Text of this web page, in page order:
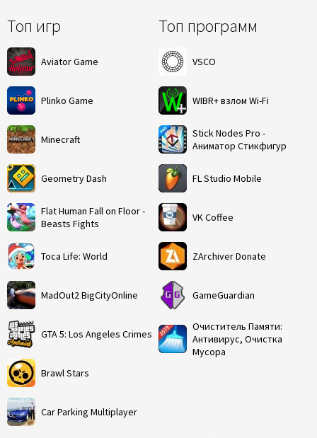
Топ игр
Aviator Game
Plinko Game
Minecraft
Geometry Dash
Flat Human Fall on Floor -
Beasts Fights
Toca Life: World
MadOut2 BigCityOnline
GTA 5: Los Angeles Crimes
Brawl Stars
Car Parking Multiplayer
Топ программ
VSCO
WIBR+ взлом Wi-Fi
Stick Nodes Pro -
Аниматор Стикфигур
FL Studio Mobile
VK Coffee
ZArchiver Donate
GameGuardian
Очиститель Памяти:
Антивирус, Очистка
Мусора